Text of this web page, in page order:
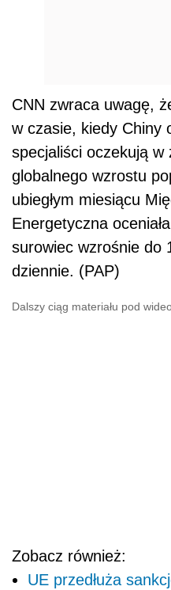
CNN zwraca uwagę,
w czasie, kiedy Chiny
specjaliści oczekują w
globalnego wzrostu
ubiegłym miesiącu
Energetyczna
surowiec wzrośnie do
dziennie. (PAP)
Dalszy ciąg materiału pod
Zobacz również:
UE przedłuża